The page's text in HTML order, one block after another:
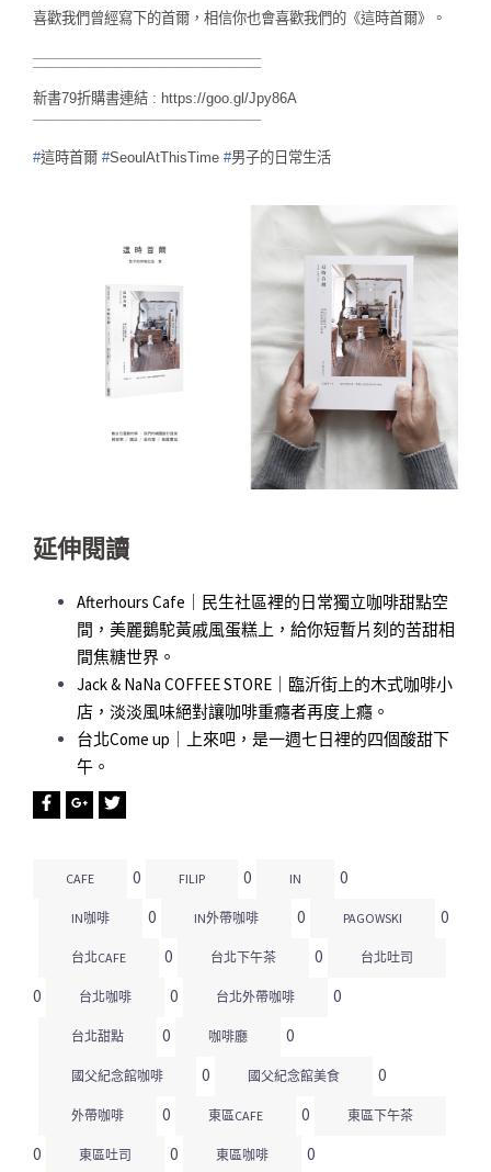
喜歡我們曾經寫下的首爾，相信你也會喜歡我們的《這時首爾》。
新書79折購書連結 : https://goo.gl/Jpy86A
#這時首爾 #SeoulAtThisTime #男子的日常生活
延伸閱讀
Afterhours Cafe｜民生社區裡的日常獨立咖啡甜點空
間，美麗鵝駝黃戚風蛋糕上，給你短暫片刻的苦甜相
間焦糖世界。
Jack & NaNa COFFEE STORE｜臨沂街上的木式咖啡小
店，淡淡風味絕對讓咖啡重癮者再度上癮。
台北Come up｜上來吧，是一週七日裡的四個酸甜下
午。
CAFE 0 FILIP 0 IN 0
IN咖啡 0 IN外帶咖啡 0 PAGOWSKI 0
台北CAFE 0 台北下午茶 0 台北吐司
0 台北咖啡 0 台北外帶咖啡 0
台北甜點 0 咖啡廳 0
國父紀念館咖啡 0 國父紀念館美食 0
外帶咖啡 0 東區CAFE 0 東區下午茶
0 東區吐司 0 東區咖啡 0